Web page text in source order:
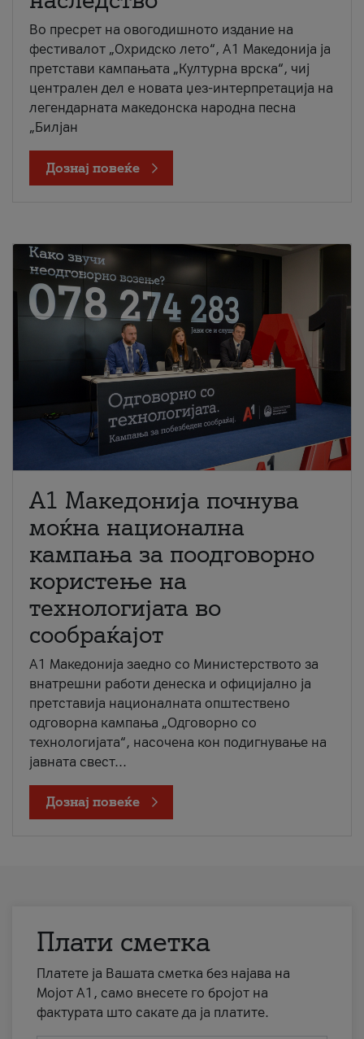
Во пресрет на овогодишното издание на
фестивалот „Охридско лето“, А1 Македонија ја
претстави кампањата „Културна врска“, чиј
централен дел е новата џез-интерпретација на
легендарната македонска народна песна
„Билјан
Дознај повеќе
A1 Македонија почнува
моќна национална
кампања за поодговорно
користење на
технологијата во
сообраќајот
A1 Македонија заедно со Министерството за
внатрешни работи денеска и официјално ја
претставија националната општествено
одговорна кампања „Одговорно со
технологијата“, насочена кон подигнување на
јавната свест...
Дознај повеќе
Плати сметка
Платете ја Вашата сметка без најава на
Мојот А1, само внесете го бројот на
фактурата што сакате да ја платите.